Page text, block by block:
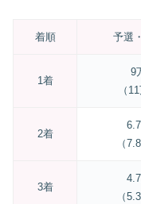
着順 予選
1着
9
（
2着
（
3着
（